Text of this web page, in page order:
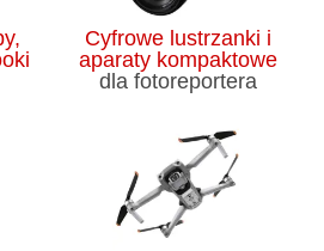
Cyfrowe lustrzanki i
aparaty kompaktowe
dla fotoreportera